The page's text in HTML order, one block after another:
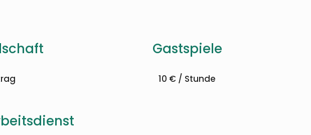
Gastspiele
10 € / Stunde